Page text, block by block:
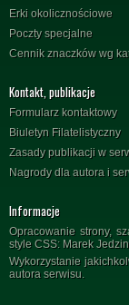
Erki okolicznościowe
Poczty specjalne
Cennik znaczków wg
Kontakt, publikacje
Formularz kontaktowy
Biuletyn Filatelistyczny
Zasady publikacji w
Nagrody dla autora i
Informacje
Opracowanie strony,
style CSS: Marek
Wykorzystanie
autora serwisu.